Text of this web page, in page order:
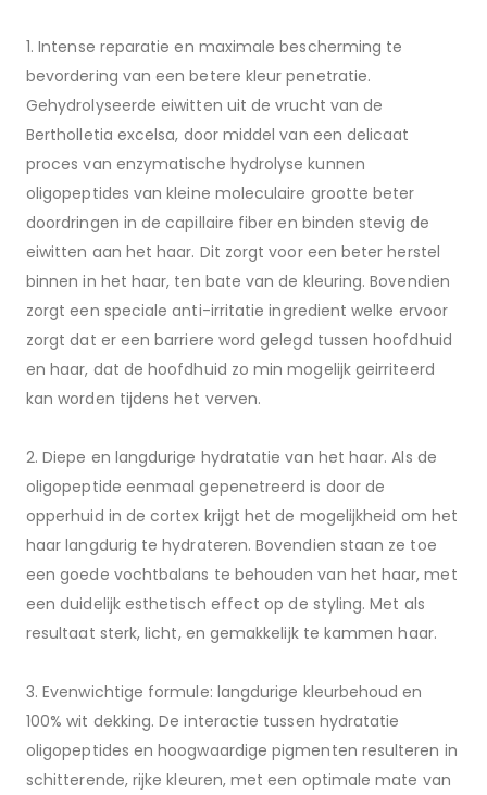
1. Intense reparatie en maximale bescherming te
bevordering van een betere kleur penetratie.
Gehydrolyseerde eiwitten uit de vrucht van de
Bertholletia excelsa, door middel van een delicaat
proces van enzymatische hydrolyse kunnen
oligopeptides van kleine moleculaire grootte beter
doordringen in de capillaire fiber en binden stevig de
eiwitten aan het haar. Dit zorgt voor een beter herstel
binnen in het haar, ten bate van de kleuring. Bovendien
zorgt een speciale anti-irritatie ingredient welke ervoor
zorgt dat er een barriere word gelegd tussen hoofdhuid
en haar, dat de hoofdhuid zo min mogelijk geirriteerd
kan worden tijdens het verven.
2. Diepe en langdurige hydratatie van het haar. Als de
oligopeptide eenmaal gepenetreerd is door de
opperhuid in de cortex krijgt het de mogelijkheid om het
haar langdurig te hydrateren. Bovendien staan ze toe
een goede vochtbalans te behouden van het haar, met
een duidelijk esthetisch effect op de styling. Met als
resultaat sterk, licht, en gemakkelijk te kammen haar.
3. Evenwichtige formule: langdurige kleurbehoud en
100% wit dekking. De interactie tussen hydratatie
oligopeptides en hoogwaardige pigmenten resulteren in
schitterende, rijke kleuren, met een optimale mate van